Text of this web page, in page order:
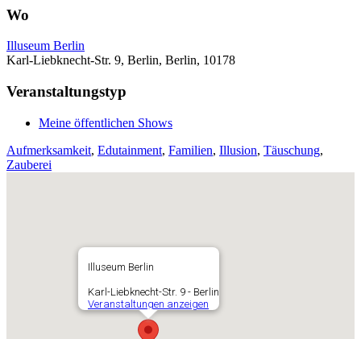
Wo
Illuseum Berlin
Karl-Liebknecht-Str. 9, Berlin, Berlin, 10178
Veranstaltungstyp
Meine öffentlichen Shows
Aufmerksamkeit, Edutainment, Familien, Illusion, Täuschung,
Zauberei
Illuseum Berlin
Karl-Liebknecht-Str. 9 - Berlin
Veranstaltungen anzeigen